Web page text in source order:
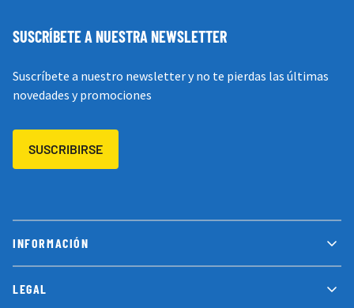
INFORMACIÓN
LEGAL
SUSCRÍBETE A NUESTRA NEWSLETTER
Suscríbete a nuestro newsletter y no te pierdas las últimas
novedades y promociones
SUSCRIBIRSE